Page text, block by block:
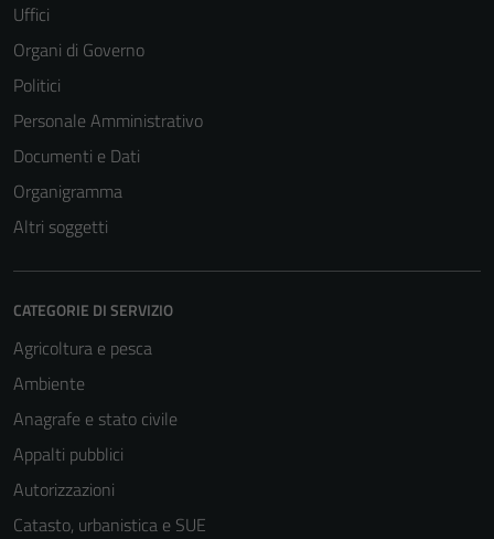
Uffici
Organi di Governo
Politici
Personale Amministrativo
Documenti e Dati
Organigramma
Altri soggetti
CATEGORIE DI SERVIZIO
Agricoltura e pesca
Ambiente
Anagrafe e stato civile
Appalti pubblici
Autorizzazioni
Catasto, urbanistica e SUE